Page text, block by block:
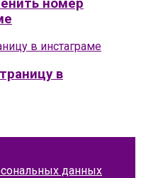
номер
в
данных